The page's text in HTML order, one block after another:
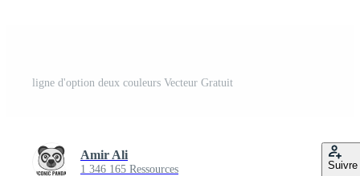
ligne d'option deux couleurs Vecteur Gratuit
Amir Ali
1 346 165 Ressources Suivre